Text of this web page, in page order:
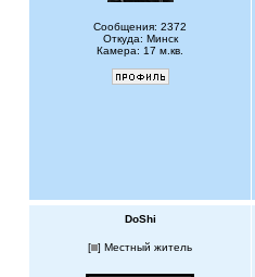
Сообщения: 2372
Откуда: Минск
Камера: 17 м.кв.
DoShi
[ ] Местный житель